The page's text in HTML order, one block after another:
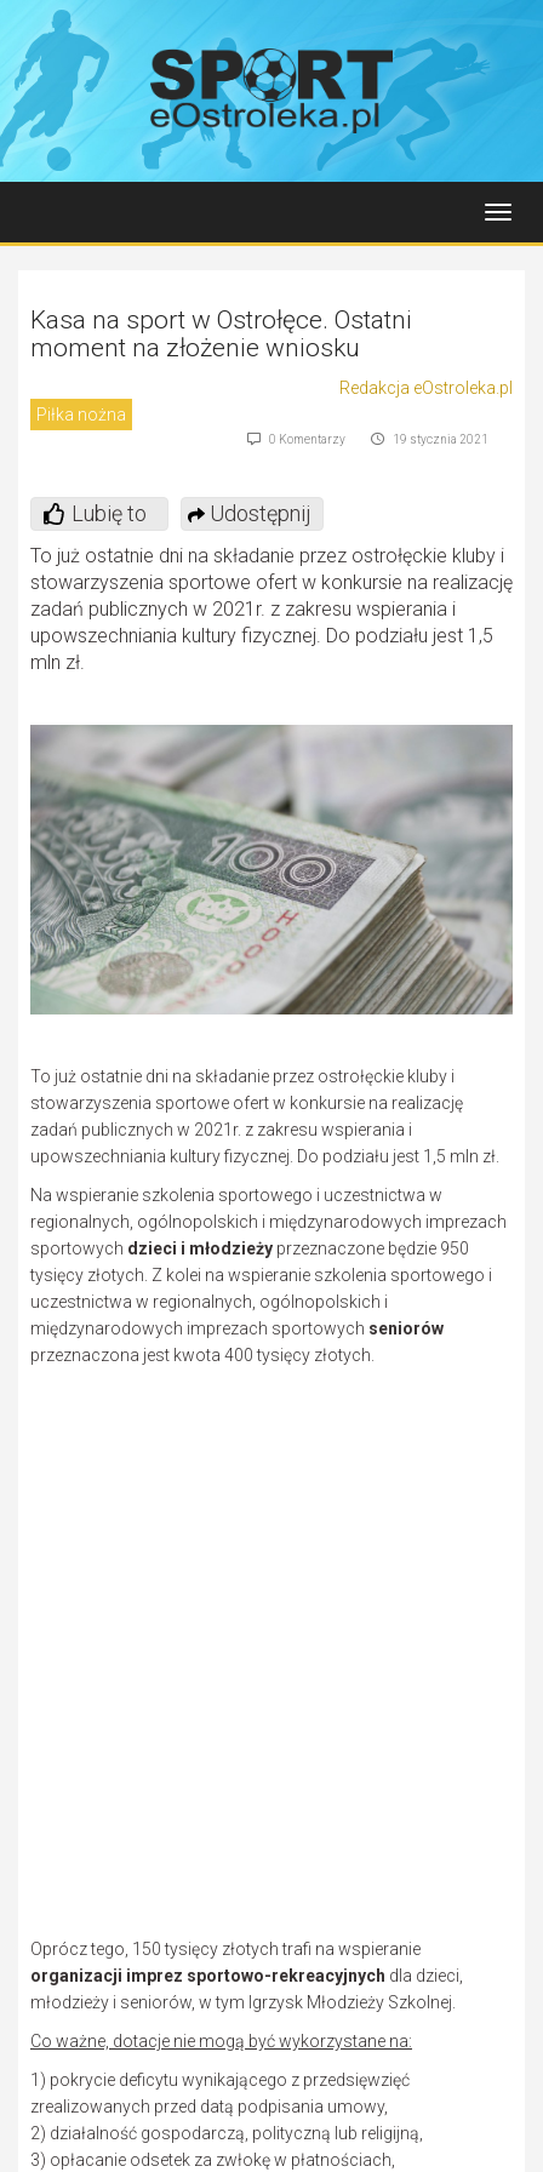
Kasa na sport w Ostrołęce. Ostatni
moment na złożenie wniosku
Redakcja eOstroleka.pl
Piłka nożna
19 stycznia 2021
0 Komentarzy
Lubię to Udostępnij
To już ostatnie dni na składanie przez ostrołęckie kluby i
stowarzyszenia sportowe ofert w konkursie na realizację
zadań publicznych w 2021r. z zakresu wspierania i
upowszechniania kultury fizycznej. Do podziału jest 1,5
mln zł.
To już ostatnie dni na składanie przez ostrołęckie kluby i
stowarzyszenia sportowe ofert w konkursie na realizację
zadań publicznych w 2021r. z zakresu wspierania i
upowszechniania kultury fizycznej. Do podziału jest 1,5 mln zł.
Na wspieranie szkolenia sportowego i uczestnictwa w
regionalnych, ogólnopolskich i międzynarodowych imprezach
sportowych dzieci i młodzieży przeznaczone będzie 950
tysięcy złotych. Z kolei na wspieranie szkolenia sportowego i
uczestnictwa w regionalnych, ogólnopolskich i
międzynarodowych imprezach sportowych seniorów
przeznaczona jest kwota 400 tysięcy złotych.
Oprócz tego, 150 tysięcy złotych trafi na wspieranie
organizacji imprez sportowo-rekreacyjnych dla dzieci,
młodzieży i seniorów, w tym Igrzysk Młodzieży Szkolnej.
Co ważne, dotacje nie mogą być wykorzystane na:
1) pokrycie deficytu wynikającego z przedsięwzięć
zrealizowanych przed datą podpisania umowy,
2) działalność gospodarczą, polityczną lub religijną,
3) opłacanie odsetek za zwłokę w płatnościach,